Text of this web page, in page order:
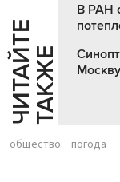
Ч
И
Т
АЙ
Т
Е
Т
А
К
ЖЕ
В РАН
Москву
общество погода